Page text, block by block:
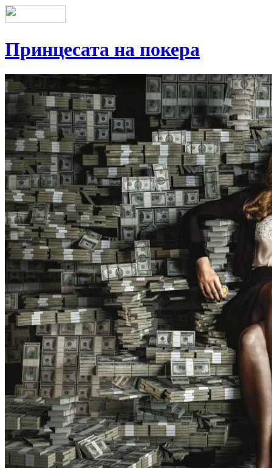
Принцесата на покера